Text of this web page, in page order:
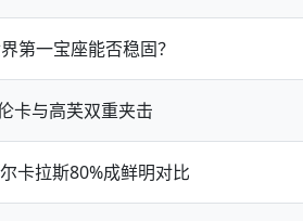
第一宝座能否稳固？
卡与高芙双重夹击
卡拉斯80%成鲜明对比